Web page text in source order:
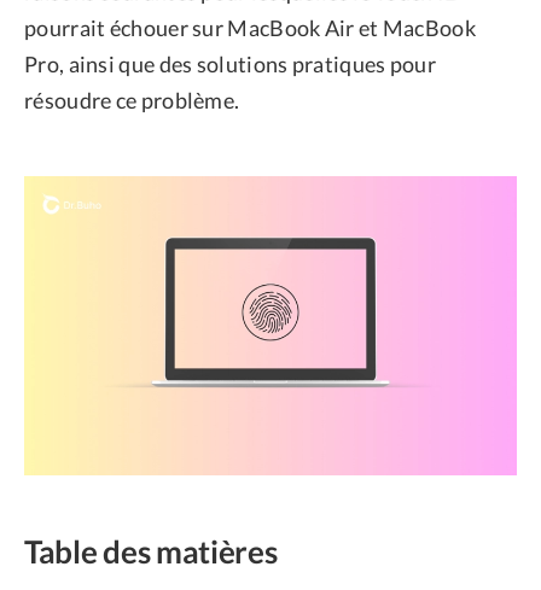
pourrait échouer sur MacBook Air et MacBook
Pro, ainsi que des solutions pratiques pour
résoudre ce problème.
Table des matières